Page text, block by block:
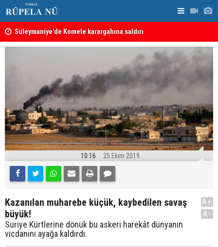
Süleymaniye’de Komele karargahına saldırı
sonuçlar
10:16 25 Ekim 2019
Kazanılan muharebe küçük, kaybedilen savaş
büyük!
Suriye Kürtlerine dönük bu askeri harekât dünyanın
vicdanını ayağa kaldırdı.
A+
A-